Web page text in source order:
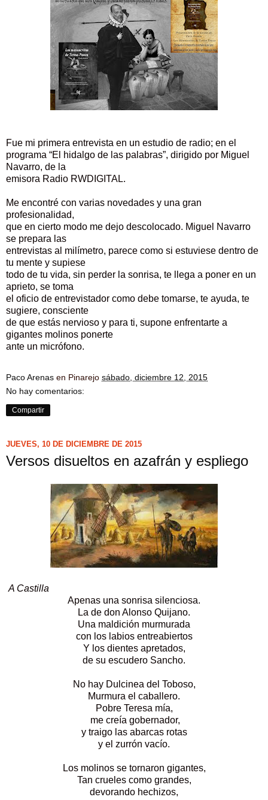
Fue mi primera entrevista en un estudio de radio; en el
programa “El hidalgo de las palabras”, dirigido por Miguel
Navarro, de la
emisora Radio RWDIGITAL.
Me encontré con varias novedades y una gran
profesionalidad,
que en cierto modo me dejo descolocado. Miguel Navarro
se prepara las
entrevistas al milímetro, parece como si estuviese dentro de
tu mente y supiese
todo de tu vida, sin perder la sonrisa, te llega a poner en un
aprieto, se toma
el oficio de entrevistador como debe tomarse, te ayuda, te
sugiere, consciente
de que estás nervioso y para ti, supone enfrentarte a
gigantes molinos ponerte
ante un micrófono.
Paco Arenas en Pinarejo sábado, diciembre 12, 2015
No hay comentarios:
Compartir
JUEVES, 10 DE DICIEMBRE DE 2015
Versos disueltos en azafrán y espliego
A Castilla
Apenas una sonrisa silenciosa.
La de don Alonso Quijano.
Una maldición murmurada
con los labios entreabiertos
Y los dientes apretados,
de su escudero Sancho.
No hay Dulcinea del Toboso,
Murmura el caballero.
Pobre Teresa mía,
me creía gobernador,
y traigo las abarcas rotas
y el zurrón vacío.
Los molinos se tornaron gigantes,
Tan crueles como grandes,
devorando hechizos,